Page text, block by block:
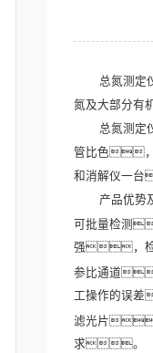
总氮测定仪
氮及大部分有
总氮测定仪
管比色
和消解仪一
产品优势
可批量检测
强，检
参比通道
工操作的误
滤光片
求。